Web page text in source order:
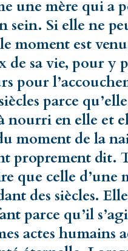
une mère qui a
sein. Si elle ne
moment est
de sa vie, pour y
pour
parce
nourri en elle et
moment de la
proprement dit.
que celle d’une
des siècles.
parce qu’il
actes humains